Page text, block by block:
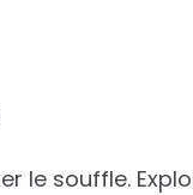
le souffle.